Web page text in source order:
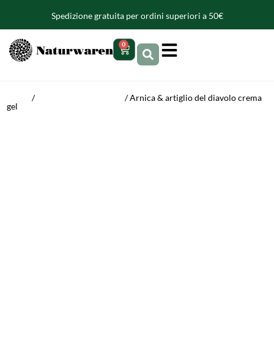
Spedizione gratuita per ordini superiori a 50€
0
/
/ Arnica & artiglio del diavolo crema
gel